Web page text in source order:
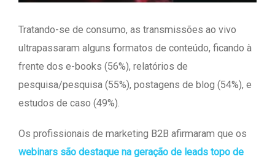
Tratando-se de consumo, as transmissões ao vivo
ultrapassaram alguns formatos de conteúdo, ficando à
frente dos e-books (56%), relatórios de
pesquisa/pesquisa (55%), postagens de blog (54%), e
estudos de caso (49%).
Os profissionais de marketing B2B afirmaram que os
webinars são destaque na geração de leads topo de